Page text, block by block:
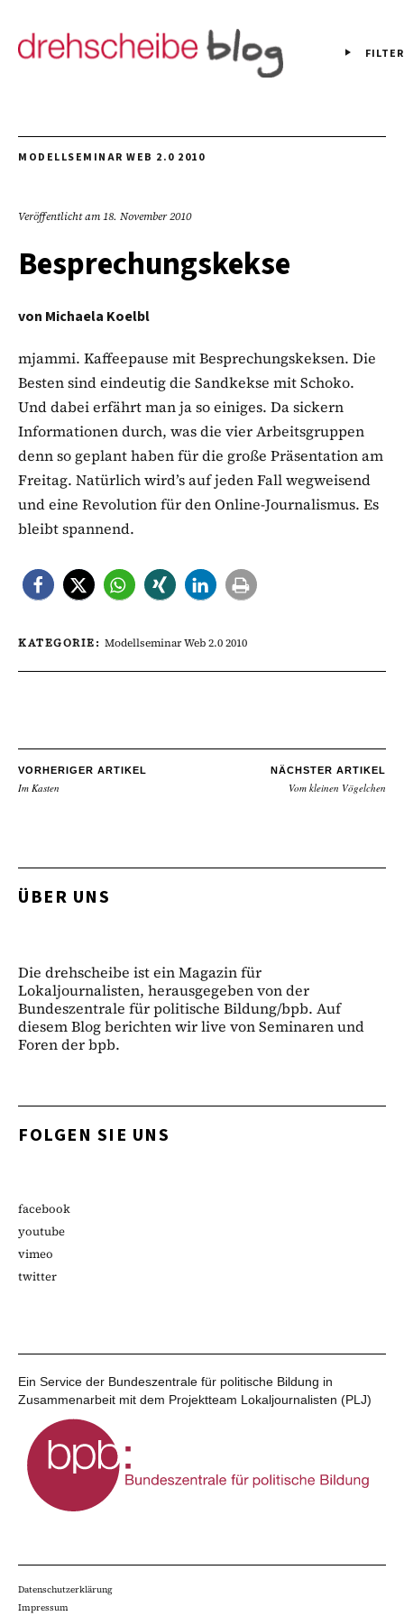
FILTER
MODELLSEMINAR WEB 2.0 2010
Veröffentlicht am18. November 2010
Besprechungskekse
von Michaela Koelbl
mjammi. Kaffeepause mit Besprechungskeksen. Die
Besten sind eindeutig die Sandkekse mit Schoko.
Und dabei erfährt man ja so einiges. Da sickern
Informationen durch, was die vier Arbeitsgruppen
denn so geplant haben für die große Präsentation am
Freitag. Natürlich wird’s auf jeden Fall wegweisend
und eine Revolution für den Online-Journalismus. Es
bleibt spannend.
KATEGORIE: Modellseminar Web 2.0 2010
VORHERIGER ARTIKEL
Im Kasten
NÄCHSTER ARTIKEL
Vom kleinen Vögelchen
ÜBER UNS
Die drehscheibe ist ein Magazin für
Lokaljournalisten, herausgegeben von der
Bundeszentrale für politische Bildung/bpb. Auf
diesem Blog berichten wir live von Seminaren und
Foren der bpb.
FOLGEN SIE UNS
facebook
youtube
vimeo
twitter
Ein Service der Bundeszentrale für politische Bildung in
Zusammenarbeit mit dem Projektteam Lokaljournalisten (PLJ)
Datenschutzerklärung
Impressum